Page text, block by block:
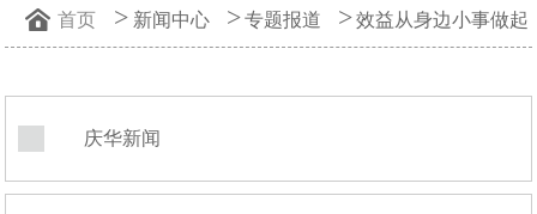
首页 > 新闻中心 > 专题报道 > 效益从身边小事做起
庆华新闻